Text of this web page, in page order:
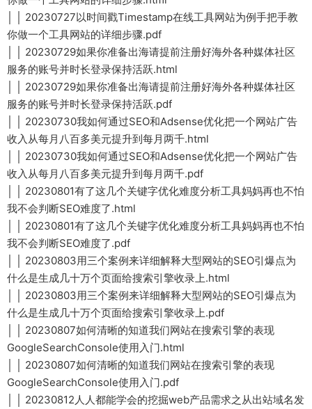
│ │ 20230727以时间戳Timestamp在线工具网站为例手把手教
你做一个工具网站的详细步骤.pdf
│ │ 20230729如果你准备出海请提前注册好海外各种媒体社区
服务的账号并时长登录保持活跃.html
│ │ 20230729如果你准备出海请提前注册好海外各种媒体社区
服务的账号并时长登录保持活跃.pdf
│ │ 20230730我如何通过SEO和Adsense优化把一个网站广告
收入从每月八百多美元提升到每月两千.html
│ │ 20230730我如何通过SEO和Adsense优化把一个网站广告
收入从每月八百多美元提升到每月两千.pdf
│ │ 20230801有了这几个关键字优化难度分析工具妈妈再也不怕
我不会判断SEO难度了.html
│ │ 20230801有了这几个关键字优化难度分析工具妈妈再也不怕
我不会判断SEO难度了.pdf
│ │ 20230803用三个案例来详细解释大型网站的SEO引爆点为
什么是生成几十万个页面给搜索引擎收录上.html
│ │ 20230803用三个案例来详细解释大型网站的SEO引爆点为
什么是生成几十万个页面给搜索引擎收录上.pdf
│ │ 20230807如何清晰的知道我们网站在搜索引擎的表现
GoogleSearchConsole使用入门.html
│ │ 20230807如何清晰的知道我们网站在搜索引擎的表现
GoogleSearchConsole使用入门.pdf
│ │ 20230812人人都能学会的挖掘web产品需求之从出站域名发